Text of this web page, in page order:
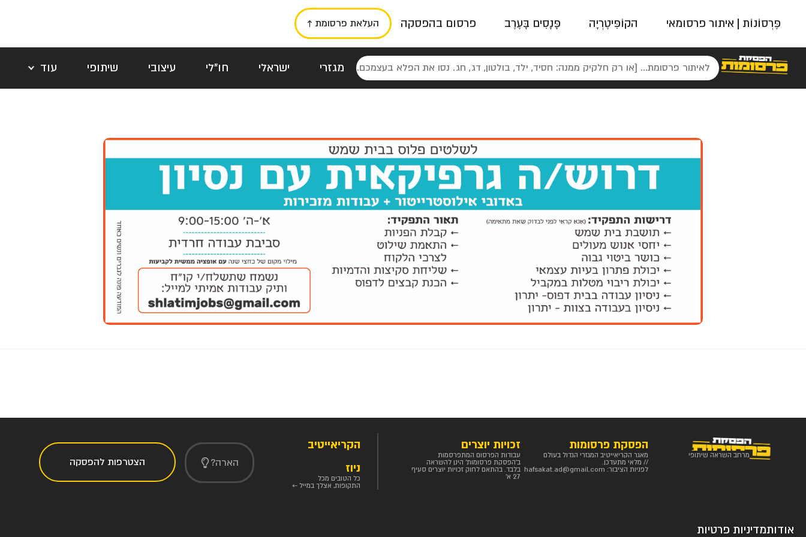
פֶּרְסוֹנוֹת | איתור פרסומאי הקוֹפִּיטֶרְיָה פָּנָסִים בָּעֶרֶב פרסום בהפסקה העלאת פרסומת ↑
מגזרי ישראלי חו"לי עיצובי שיתופי
עוד
פאשן
ניינטיז נוסטלגי כרזות טיפוגרפי
מרחב השראה שיתופי
הפסקת פרסומות
מאגר הקריאייטיב המגזרי הגדול בעולם
// מלאי מתעדכן.
לפניות הציבור: hafsakat.ad@gmail.com
זכויות יוצרים
עבודות הפרסום המתפרסמות
ב'הפסקת פרסומות' הינן להשראה
בלבד. בהתאם לחוק זכויות יוצרים סעיף
27 א'
הקריאייטיב
ניוז
כל הטובים מכל
התקופות, אצלך במייל ←
הארה? הצטרפות להפסקה
אודותמדיניות פרטיות